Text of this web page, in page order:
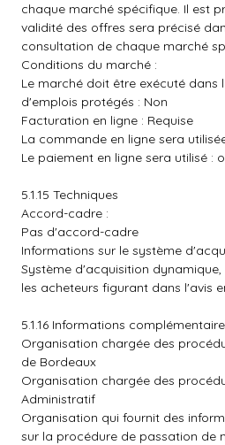
chaque marché spécifique. Il est
validité des offres sera précisé
consultation de chaque marché
Conditions du marché :
Le marché doit être exécuté
d'emplois protégés : Non
Facturation en ligne : Requise
La commande en ligne sera
Le paiement en ligne sera utilisé :
5.1.15 Techniques
Accord-cadre :
Pas d'accord-cadre
Informations sur le système
Système d'acquisition
les acheteurs figurant dans l'avis
5.1.16 Informations
Organisation chargée des
de Bordeaux
Organisation chargée des
Administratif
Organisation qui fournit des
sur la procédure de passation de